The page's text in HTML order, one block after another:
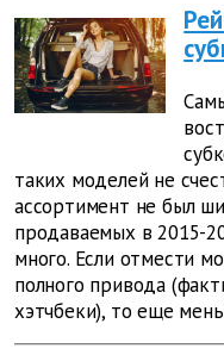
таких моделей не
ассортимент не был
продаваемых в 2015-
много. Если отмести
полного привода
хэтчбеки), то еще